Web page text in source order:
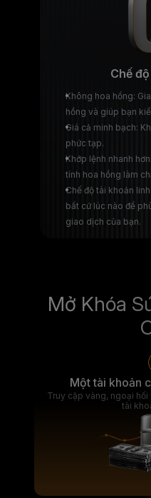
Chế
Không hoa hồng:
hồng và giúp bạn
Giá cả minh bạch:
phức tạp.
Khớp lệnh nhanh
tính hoa hồng làm
Chế độ tài khoản
bất cứ lúc nào để
giao dịch của bạn.
Mở Khóa
Một tài khoản
Truy cập vàng, ngoại
tài